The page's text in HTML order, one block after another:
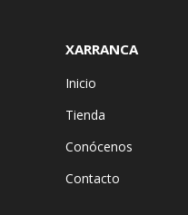
XARRANCA
Inicio
Tienda
Conócenos
Contacto